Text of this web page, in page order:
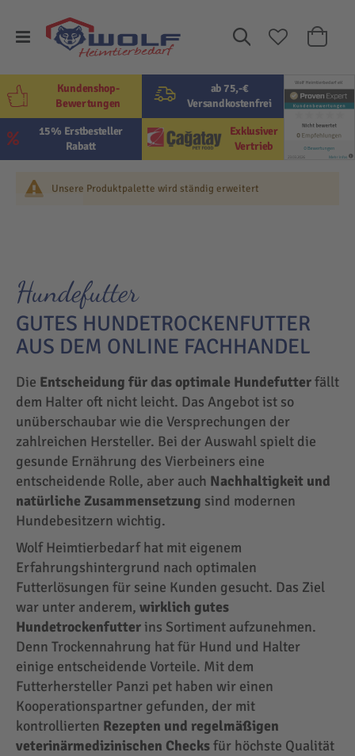
Suche
Mein
ab 75,-€
Versandkostenfrei
Exklusiver
Vertrieb
15% Erstbesteller
Rabatt
Kundenshop-
Bewertungen
Unsere Produktpalette wird ständig erweitert
Hundefutter
GUTES HUNDETROCKENFUTTER
AUS DEM ONLINE FACHHANDEL
Die Entscheidung für das optimale Hundefutterfällt
dem Halter oft nicht leicht. Das Angebot ist so
unüberschaubar wie die Versprechungen der
zahlreichen Hersteller. Bei der Auswahl spielt die
gesunde Ernährung des Vierbeiners eine
entscheidende Rolle, aber auch Nachhaltigkeit und
natürliche Zusammensetzung sind modernen
Hundebesitzern wichtig.
Wolf Heimtierbedarf hat mit eigenem
Erfahrungshintergrund nach optimalen
Futterlösungen für seine Kunden gesucht. Das Ziel
war unter anderem, wirklich gutes
Hundetrockenfutter ins Sortiment aufzunehmen.
Denn Trockennahrung hat für Hund und Halter
einige entscheidende Vorteile. Mit dem
Futterhersteller Panzi pet haben wir einen
Kooperationspartner gefunden, der mit
kontrollierten Rezepten und regelmäßigen
veterinärmedizinischen Checksfür höchste Qualität